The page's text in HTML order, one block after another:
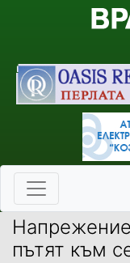
пътят към